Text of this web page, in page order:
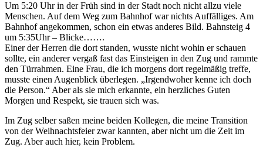
Um 5:20 Uhr in der Früh sind in der Stadt noch nicht allzu viele
Menschen. Auf dem Weg zum Bahnhof war nichts Auffälliges. Am
Bahnhof angekommen, schon ein etwas anderes Bild. Bahnsteig 4
um 5:35Uhr – Blicke…….
Einer der Herren die dort standen, wusste nicht wohin er schauen
sollte, ein anderer vergaß fast das Einsteigen in den Zug und rammte
den Türrahmen. Eine Frau, die ich morgens dort regelmäßig treffe,
musste einen Augenblick überlegen. „Irgendwoher kenne ich doch
die Person.“ Aber als sie mich erkannte, ein herzliches Guten
Morgen und Respekt, sie trauen sich was.
Im Zug selber saßen meine beiden Kollegen, die meine Transition
von der Weihnachtsfeier zwar kannten, aber nicht um die Zeit im
Zug. Aber auch hier, kein Problem.